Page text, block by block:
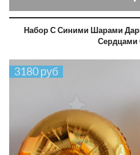
Набор С Синими Шарами
Сердцами
3180 руб